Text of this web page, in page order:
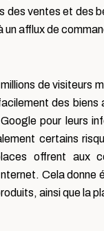
des ventes et des
afflux de
de visiteurs
des biens
pour leurs
certains
offrent aux
Cela donne
ainsi que la